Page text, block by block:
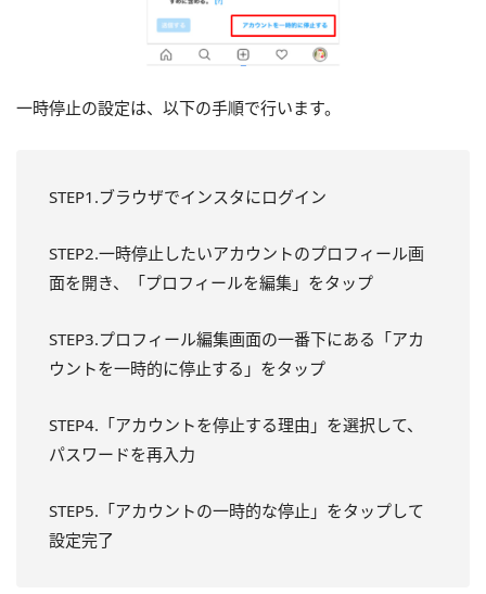
一時停止の設定は、以下の手順で行います。
STEP1.ブラウザでインスタにログイン
STEP2.一時停止したいアカウントのプロフィール画
面を開き、「プロフィールを編集」をタップ
STEP3.プロフィール編集画面の一番下にある「アカ
ウントを一時的に停止する」をタップ
STEP4.「アカウントを停止する理由」を選択して、
パスワードを再入力
STEP5.「アカウントの一時的な停止」をタップして
設定完了